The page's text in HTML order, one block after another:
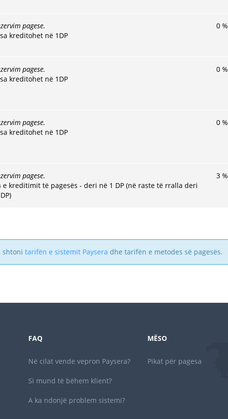
pagese.
kreditohet në 1DP
0 %
pagese.
kreditohet në 1DP
0 %
pagese.
kreditohet në 1DP
0 %
pagese.
e kreditimit të pagesës - deri në 1 DP (në raste të rralla deri
3 %
shtoni tarifën e sistemit Paysera dhe tarifën e metodes së pagesës.
FAQ
Në cilat vende vepron Paysera?
Si mund të bëhem klient?
A ka ndonjë problem sistemi?
MËSO
Pikat për pagesa